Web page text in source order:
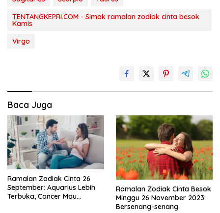
TENTANGKEPRI.COM - Simak ramalan zodiak cinta besok
Kamis
Virgo
Baca Juga
Ramalan Zodiak Cinta 26
September: Aquarius Lebih
Terbuka, Cancer Mau
Ramalan Zodiak Cinta Besok
Minggu 26 November 2023:
Bersenang-senang